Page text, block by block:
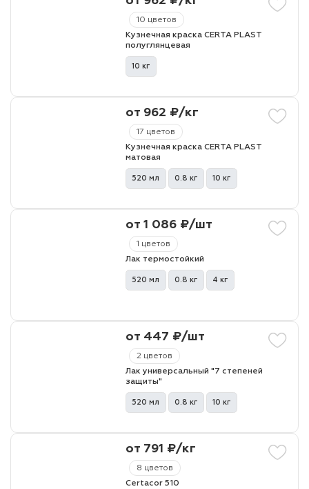
10 цветов
Кузнечная краска CERTA PLAST
полуглянцевая
10 кг
17 цветов
от 962 ₽/кг
Кузнечная краска CERTA PLAST
матовая
520 мл 0.8 кг 10 кг
1 цветов
от 1 086 ₽/шт
Лак термостойкий
520 мл 0.8 кг 4 кг
2 цветов
от 447 ₽/шт
Лак универсальный "7 степеней
защиты"
520 мл 0.8 кг 10 кг
8 цветов
от 791 ₽/кг
Certacor 510